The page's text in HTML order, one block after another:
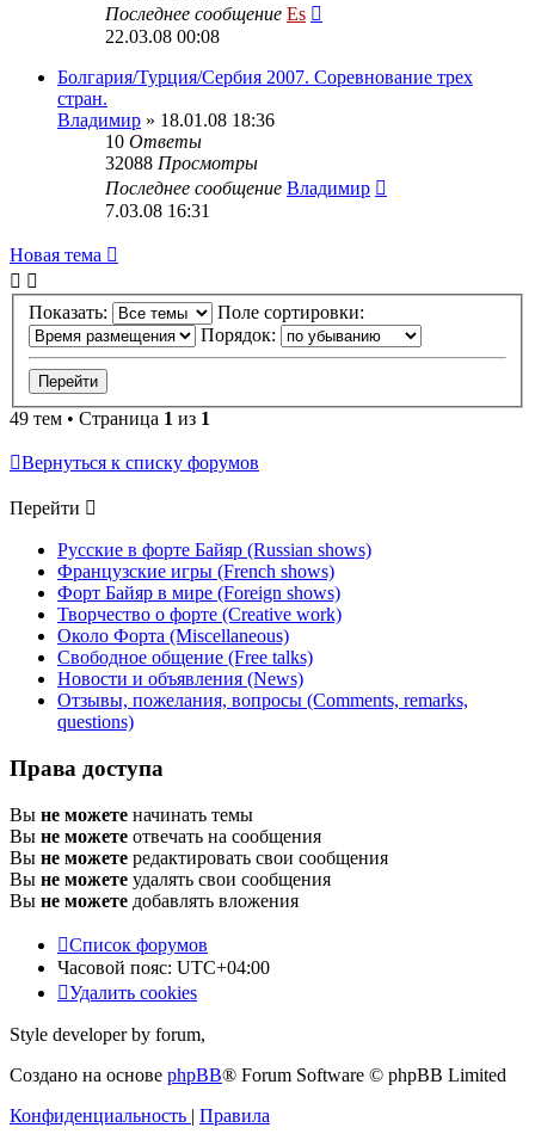
Последнее сообщение Es
22.03.08 00:08
Болгария/Турция/Сербия 2007. Соревнование трех
стран.
Владимир » 18.01.08 18:36
10 Ответы
32088 Просмотры
Последнее сообщение Владимир
7.03.08 16:31
Новая тема
Показать:
Поле сортировки:
Порядок:
49 тем • Страница 1 из 1
Вернуться к списку форумов
Перейти
Русские в форте Байяр (Russian shows)
Французские игры (French shows)
Форт Байяр в мире (Foreign shows)
Творчество о форте (Creative work)
Около Форта (Miscellaneous)
Свободное общение (Free talks)
Новости и объявления (News)
Отзывы, пожелания, вопросы (Comments, remarks,
questions)
Права доступа
Вы не можете начинать темы
Вы не можете отвечать на сообщения
Вы не можете редактировать свои сообщения
Вы не можете удалять свои сообщения
Вы не можете добавлять вложения
Список форумов
Часовой пояс: UTC+04:00
Удалить cookies
Style developer by forum,
Создано на основе phpBB® Forum Software © phpBB Limited
Конфиденциальность | Правила